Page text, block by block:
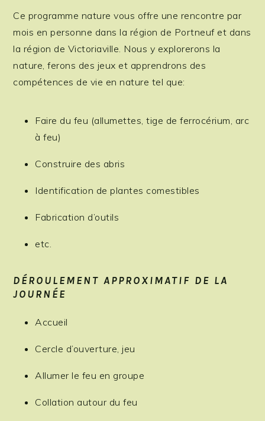
Ce programme nature vous offre une rencontre par
mois en personne dans la région de Portneuf et dans
la région de Victoriaville. Nous y explorerons la
nature, ferons des jeux et apprendrons des
compétences de vie en nature tel que:
Faire du feu (allumettes, tige de ferrocérium, arc
à feu)
Construire des abris
Identification de plantes comestibles
Fabrication d’outils
etc.
DÉROULEMENT APPROXIMATIF DE LA
JOURNÉE
Accueil
Cercle d’ouverture, jeu
Allumer le feu en groupe
Collation autour du feu